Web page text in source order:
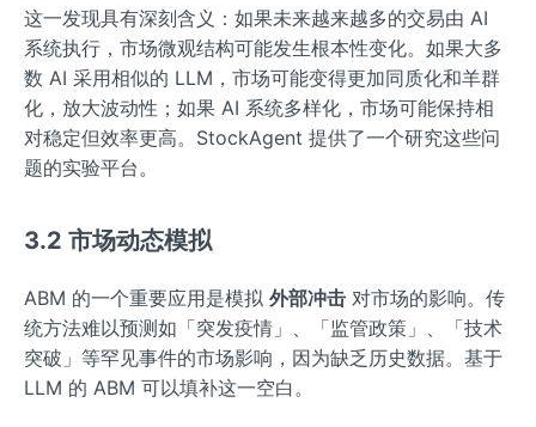
这一发现具有深刻含义：如果未来越来越多的交易由 AI
系统执行，市场微观结构可能发生根本性变化。如果大多
数 AI 采用相似的 LLM，市场可能变得更加同质化和羊群
化，放大波动性；如果 AI 系统多样化，市场可能保持相
对稳定但效率更高。StockAgent 提供了一个研究这些问
题的实验平台。
3.2 市场动态模拟
ABM 的一个重要应用是模拟 外部冲击 对市场的影响。传
统方法难以预测如「突发疫情」、「监管政策」、「技术
突破」等罕见事件的市场影响，因为缺乏历史数据。基于
LLM 的 ABM 可以填补这一空白。